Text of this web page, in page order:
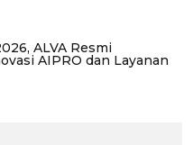
ALVA Resmi
AIPRO dan Layanan